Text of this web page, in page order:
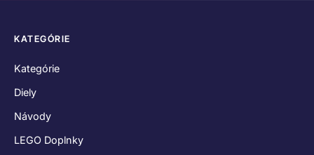
KATEGÓRIE
Kategórie
Diely
Návody
LEGO Doplnky